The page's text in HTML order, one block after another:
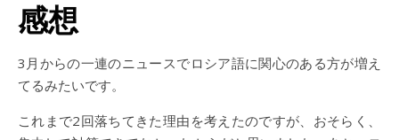
感想
3月からの一連のニュースでロシア語に関心のある方が増え
てるみたいです。
これまで2回落ちてきた理由を考えたのですが、おそらく、